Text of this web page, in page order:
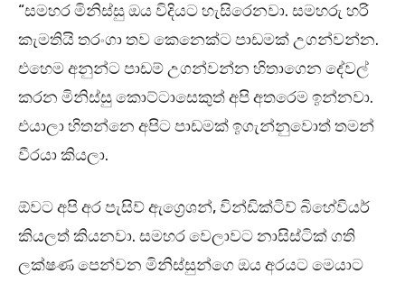
“සමහර මිනිස්සු ඔය විදියට හැසිරෙනවා. සමහරු හරි
කැමතියි තරංගා තව කෙනෙක්ට පාඩමක් උගන්වන්න.
එහෙම අනුන්ට පාඩම් උගන්වන්න හිතාගෙන දේවල්
කරන මිනිස්සු කොට්ටාසෙකුත් අපි අතරෙම ඉන්නවා.
එයාලා හිතන්නෙ අපිට පාඩමක් ඉගැන්නුවොත් තමන්
වීරයා කියලා.
ඕවට අපි අර පැසිව් ඇග්‍රෙශන්, වින්ඩික්ටිව් බිහේවියර්
කියලත් කියනවා. සමහර වෙලාවට නාසිස්ටික් ගති
ලක්ෂණ පෙන්වන මිනිස්සුන්ගෙ ඔය අරයට මෙයාට